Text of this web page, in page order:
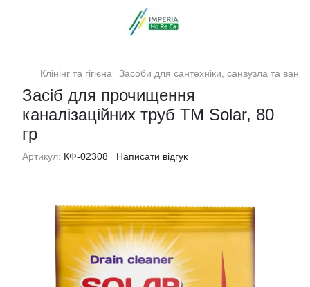
Клінінг та гігієна Засоби для сантехніки, санвузла та
Засіб для прочищення
каналізаційних труб ТМ Solar, 80
гр
Артикул: КФ-02308 Написати відгук